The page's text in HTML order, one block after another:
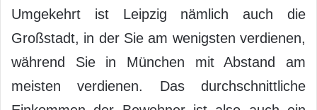
Umgekehrt ist Leipzig nämlich auch die
Großstadt, in der Sie am wenigsten verdienen,
während Sie in München mit Abstand am
meisten verdienen. Das durchschnittliche